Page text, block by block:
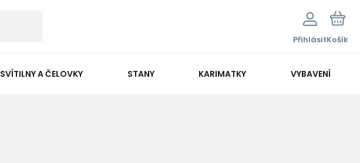
PřihlásitKošík
SVÍTILNY A ČELOVKY STANY KARIMATKY VYBAVENÍ